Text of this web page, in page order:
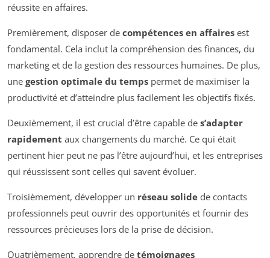
réussite en affaires.
Premièrement, disposer de compétences en affaires est
fondamental. Cela inclut la compréhension des finances, du
marketing et de la gestion des ressources humaines. De plus,
une gestion optimale du temps permet de maximiser la
productivité et d’atteindre plus facilement les objectifs fixés.
Deuxièmement, il est crucial d’être capable de s’adapter
rapidement aux changements du marché. Ce qui était
pertinent hier peut ne pas l’être aujourd’hui, et les entreprises
qui réussissent sont celles qui savent évoluer.
Troisièmement, développer un réseau solide de contacts
professionnels peut ouvrir des opportunités et fournir des
ressources précieuses lors de la prise de décision.
Quatrièmement, apprendre de témoignages